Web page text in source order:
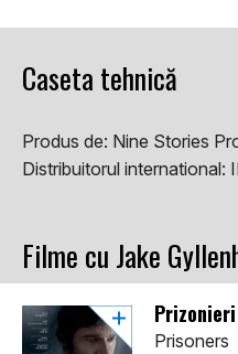
Caseta tehnică
Produs de: Nine Stories
Distribuitorul international:
Filme cu Jake
Prisoners